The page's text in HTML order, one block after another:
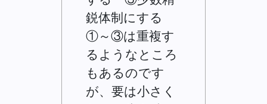
鋭体制にする
①～③は重複す
るようなところ
もあるのです
が、要は小さく